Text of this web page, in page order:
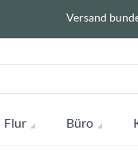
Versand
Flur Büro